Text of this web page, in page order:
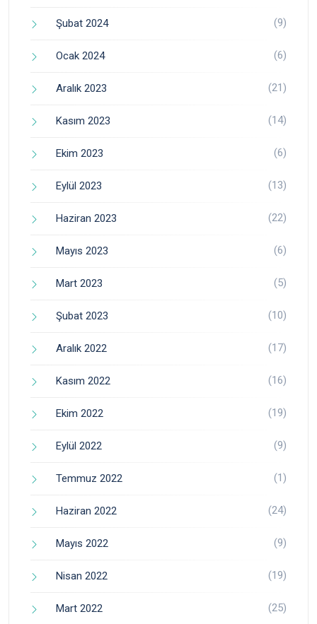
Şubat 2024 (9)
Ocak 2024 (6)
Aralık 2023 (21)
Kasım 2023 (14)
Ekim 2023 (6)
Eylül 2023 (13)
Haziran 2023 (22)
Mayıs 2023 (6)
Mart 2023 (5)
Şubat 2023 (10)
Aralık 2022 (17)
Kasım 2022 (16)
Ekim 2022 (19)
Eylül 2022 (9)
Temmuz 2022 (1)
Haziran 2022 (24)
Mayıs 2022 (9)
Nisan 2022 (19)
Mart 2022 (25)